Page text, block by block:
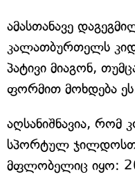
ამასთანავე
კალათბურთელს
პატივი მიაგონ,
ფორმით მოხდება
აღსანიშნავია, რომ
სპორტულ
მფლობელიც იყო: